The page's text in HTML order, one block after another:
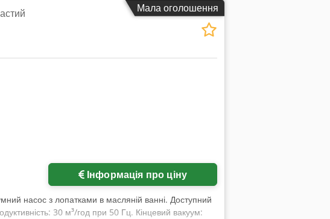
Мала оголошення
Інформація про ціну
насос з лопатками в масляній ванні. Доступний
30 м³/год при 50 Гц. Кінцевий вакуум: